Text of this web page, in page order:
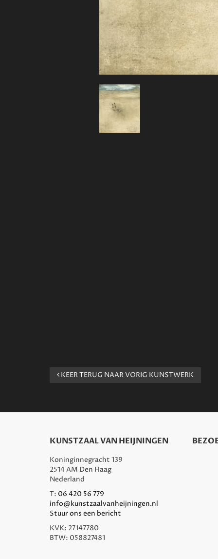
KEER TERUG NAAR VORIG KUNSTWERK
KUNSTZAAL VAN HEIJNINGEN
Koninginnegracht 139
2514 AM Den Haag
Nederland
T: 06 420 56 779
info@kunstzaalvanheijningen.nl
Stuur ons een bericht
KVK: 27147780
BTW: 058827481